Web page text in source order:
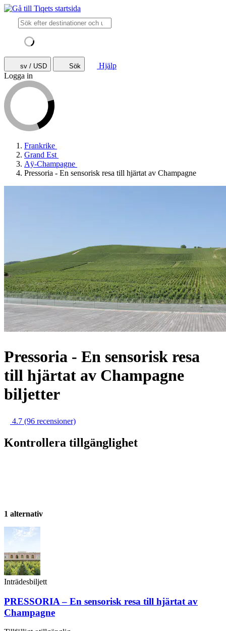
sv / USD Sök
Hjälp
Logga in
Frankrike
Grand Est
Aÿ-Champagne
Pressoria - En sensorisk resa till hjärtat av Champagne
Pressoria - En sensorisk resa
till hjärtat av Champagne
biljetter
4.7 (96 recensioner)
Kontrollera tillgänglighet
1 alternativ
Inträdesbiljett
PRESSORIA – En sensorisk resa till hjärtat av
Champagne